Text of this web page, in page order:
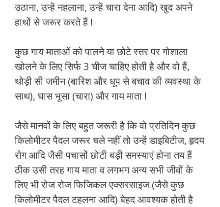
उठाना, उन्हें नहलाना, उन्हें चारा देना आदि) खुद अपने
हाथों से जरूर करते हैं !
कुछ गाय माताओं को पालने या छोटे स्तर पर गोशाला
खोलने के लिए सिर्फ 3 चीज चाहिए होती है और वो हैं,
थोड़ी सी जमीन (बारिश और धूप से बचाव की व्यवस्था के
साथ), घास भूसा (चारा) और गाय माता !
जैसे मानवों के लिए बहुत जरूरी है कि वो प्रतिदिन कुछ
किलोमीटर पैदल जरूर चले नहीं तो उन्हें डाइबिटीज, हृदय
रोग आदि जैसी पचासों छोटी बड़ी समस्याएं होना तय हैं
ठीक उसी तरह गाय माता व लगभग अन्य सभी जीवों के
लिए भी रोज रोज फिजिकल एक्सरसाइज (जैसे कुछ
किलोमीटर पैदल टहलना आदि) बेहद आवश्यक होती है